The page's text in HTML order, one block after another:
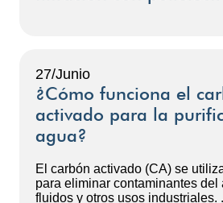
27/Junio
¿Cómo funciona el
activado para la
agua?
El carbón activado (CA) se
para eliminar contaminantes del
fluidos y otros usos industriales.